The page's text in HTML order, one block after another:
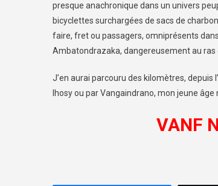
presque anachronique dans un univers
bicyclettes surchargées de sacs de
faire, fret ou passagers, omniprésents
Ambatondrazaka, dangereusement au ras
J’en aurai parcouru des kilomètres, depuis
Ihosy ou par Vangaindrano, mon jeune âge
VANF